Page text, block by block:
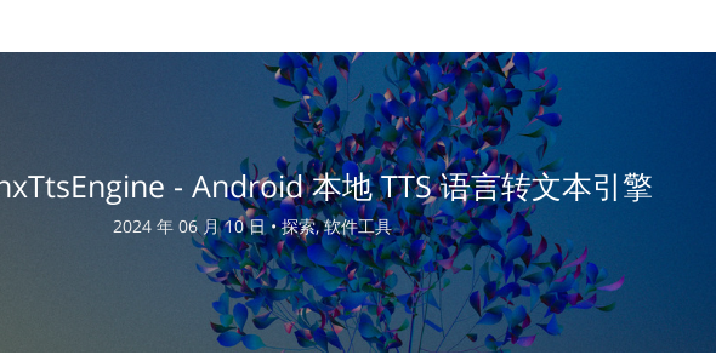
- Android 本地 TTS 语言转文本引擎
2024 年 06 月 10 日 •探索, 软件工具